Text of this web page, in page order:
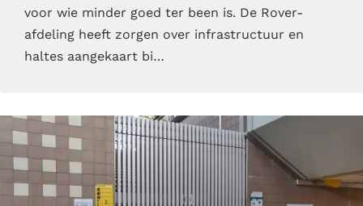
voor wie minder goed ter been is. De Rover-
afdeling heeft zorgen over infrastructuur en
haltes aangekaart bi…